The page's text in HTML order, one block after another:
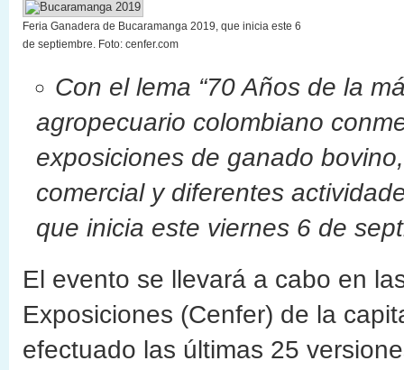
Feria Ganadera de Bucaramanga 2019, que inicia este 6
de septiembre. Foto: cenfer.com
Con el lema “70 Años de la
agropecuario colombiano
exposiciones de ganado
comercial y diferentes
que inicia este viernes 6 de
El evento se llevará a cabo en
Exposiciones (Cenfer) de la
efectuado las últimas 25